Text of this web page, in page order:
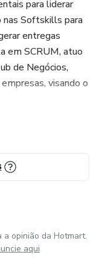
currículo e
expandir suas
mesmo após
para liderar
nas Softskills para
entregas
em SCRUM, atuo
de Negócios,
visando o
opinião da Hotmart.
aqui